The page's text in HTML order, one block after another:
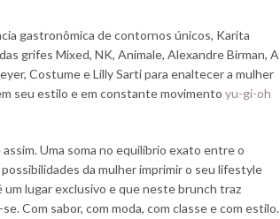
gastronômica de contornos únicos, Karita
grifes Mixed, NK, Animale, Alexandre Birman, A
Costume e Lilly Sarti para enaltecer a mulher
seu estilo e em constante movimento yu-gi-oh
Uma soma no equilíbrio exato entre o
da mulher imprimir o seu lifestyle
um lugar exclusivo e que neste brunch traz
Com sabor, com moda, com classe e com estilo.